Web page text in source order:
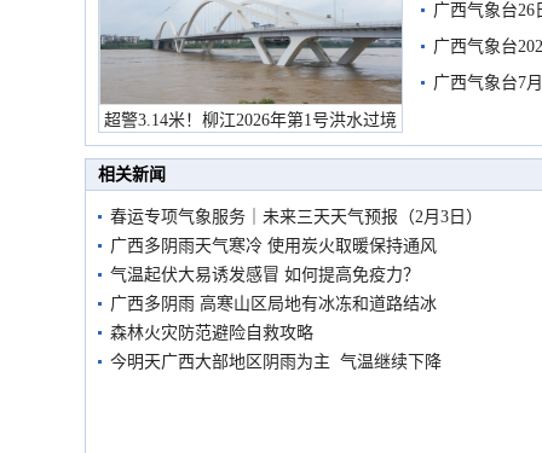
超警3.14米！柳江2026年第1号洪水过境
市民在堤岸见证汛况
有较强降雨
广西气象台26
广西气象台
预警
广西气象台7
相关新闻
春运专项气象服务｜未来三天天气预报（2月3日）
广西多阴雨天气寒冷 使用炭火取暖保持通风
气温起伏大易诱发感冒 如何提高免疫力？
广西多阴雨 高寒山区局地有冰冻和道路结冰
森林火灾防范避险自救攻略
今明天广西大部地区阴雨为主 气温继续下降